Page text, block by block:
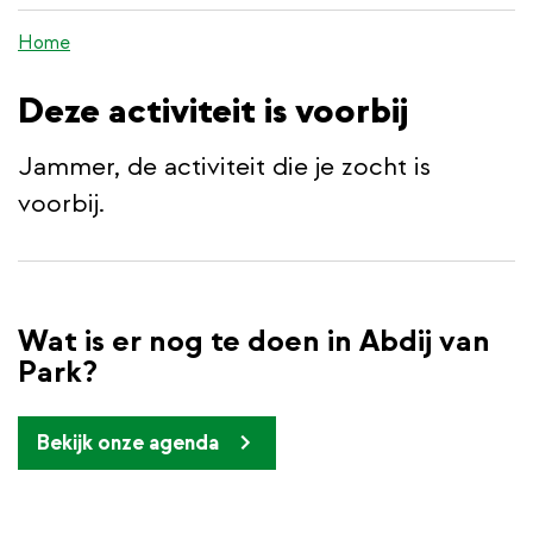
inhoud
Home
Deze activiteit is voorbij
Jammer, de activiteit die je zocht is
voorbij.
Wat is er nog te doen in Abdij van
Park?
Bekijk onze agenda